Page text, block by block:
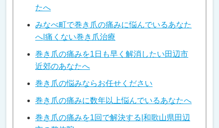
たへ
みなべ町で巻き爪の痛みに悩んでいるあなた
へ|痛くない巻き爪治療
巻き爪の痛みを1日も早く解消したい田辺市
近郊のあなたへ
巻き爪の悩みならお任せください
巻き爪の痛みに数年以上悩んでいるあなたへ
巻き爪の痛みを1回で解決する|和歌山県田辺